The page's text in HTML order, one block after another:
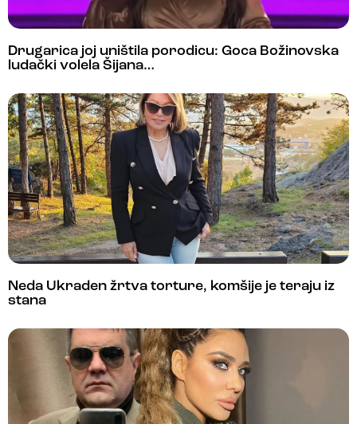
Drugarica joj uništila porodicu: Goca Božinovska
ludački volela Šijana…
Neda Ukraden žrtva torture, komšije je teraju iz
stana